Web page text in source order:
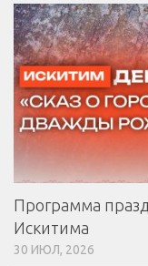
Программа
Искитима
30 ИЮЛ, 2026